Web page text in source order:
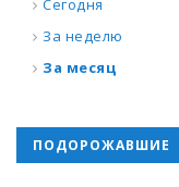
Сегодня
За неделю
За месяц
ПОДОРОЖАВШИЕ